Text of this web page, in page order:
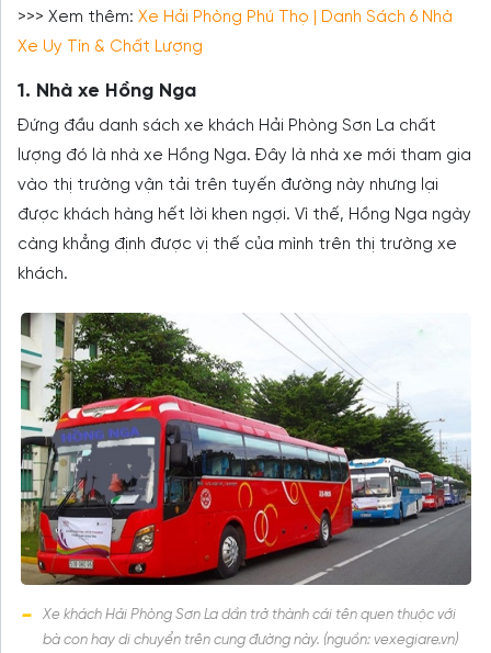
>>> Xem thêm: Xe Hải Phòng Phú Thọ | Danh Sách 6 Nhà
Xe Uy Tín & Chất Lượng
1. Nhà xe Hồng Nga
Đứng đầu danh sách xe khách Hải Phòng Sơn La chất
lượng đó là nhà xe Hồng Nga. Đây là nhà xe mới tham gia
vào thị trường vận tải trên tuyến đường này nhưng lại
được khách hàng hết lời khen ngợi. Vì thế, Hồng Nga ngày
càng khẳng định được vị thế của mình trên thị trường xe
khách.
Xe khách Hải Phòng Sơn La dần trở thành cái tên quen thuộc với
bà con hay di chuyển trên cung đường này. (nguồn: vexegiare.vn)